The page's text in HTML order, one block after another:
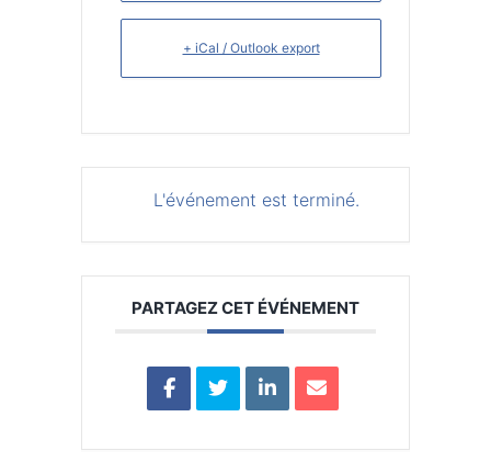
+ iCal / Outlook export
L'événement est terminé.
PARTAGEZ CET ÉVÉNEMENT